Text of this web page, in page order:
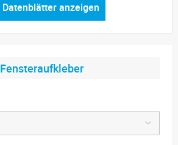
Datenblätter anzeigen
Fensteraufkleber